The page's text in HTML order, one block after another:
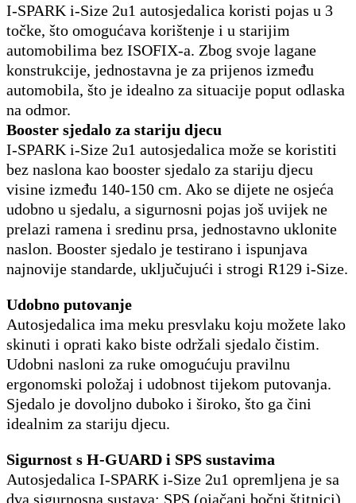
I-SPARK i-Size 2u1 autosjedalica koristi pojas u 3
točke, što omogućava korištenje i u starijim
automobilima bez ISOFIX-a. Zbog svoje lagane
konstrukcije, jednostavna je za prijenos između
automobila, što je idealno za situacije poput odlaska
na odmor.
Booster sjedalo za stariju djecu
I-SPARK i-Size 2u1 autosjedalica može se koristiti
bez naslona kao booster sjedalo za stariju djecu
visine između 140-150 cm. Ako se dijete ne osjeća
udobno u sjedalu, a sigurnosni pojas još uvijek ne
prelazi ramena i sredinu prsa, jednostavno uklonite
naslon. Booster sjedalo je testirano i ispunjava
najnovije standarde, uključujući i strogi R129 i-Size.
Udobno putovanje
Autosjedalica ima meku presvlaku koju možete lako
skinuti i oprati kako biste održali sjedalo čistim.
Udobni nasloni za ruke omogućuju pravilnu
ergonomski položaj i udobnost tijekom putovanja.
Sjedalo je dovoljno duboko i široko, što ga čini
idealnim za stariju djecu.
Sigurnost s H-GUARD i SPS sustavima
Autosjedalica I-SPARK i-Size 2u1 opremljena je sa
dva sigurnosna sustava: SPS (ojačani bočni štitnici)